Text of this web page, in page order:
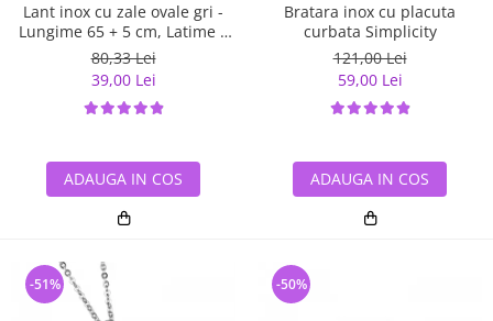
Lant inox cu zale ovale gri -
Lungime 65 + 5 cm, Latime 4
mm
80,33 Lei
39,00 Lei
ADAUGA IN COS
Bratara inox cu placuta
curbata Simplicity
121,00 Lei
59,00 Lei
ADAUGA IN COS
-51% -50%